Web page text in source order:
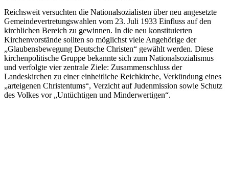
Reichsweit versuchten die Nationalsozialisten über neu angesetzte
Gemeindevertretungswahlen vom 23. Juli 1933 Einfluss auf den
kirchlichen Bereich zu gewinnen. In die neu konstituierten
Kirchenvorstände sollten so möglichst viele Angehörige der
„Glaubensbewegung Deutsche Christen“ gewählt werden. Diese
kirchenpolitische Gruppe bekannte sich zum Nationalsozialismus
und verfolgte vier zentrale Ziele: Zusammenschluss der
Landeskirchen zu einer einheitliche Reichkirche, Verkündung eines
„arteigenen Christentums“, Verzicht auf Judenmission sowie Schutz
des Volkes vor „Untüchtigen und Minderwertigen“.